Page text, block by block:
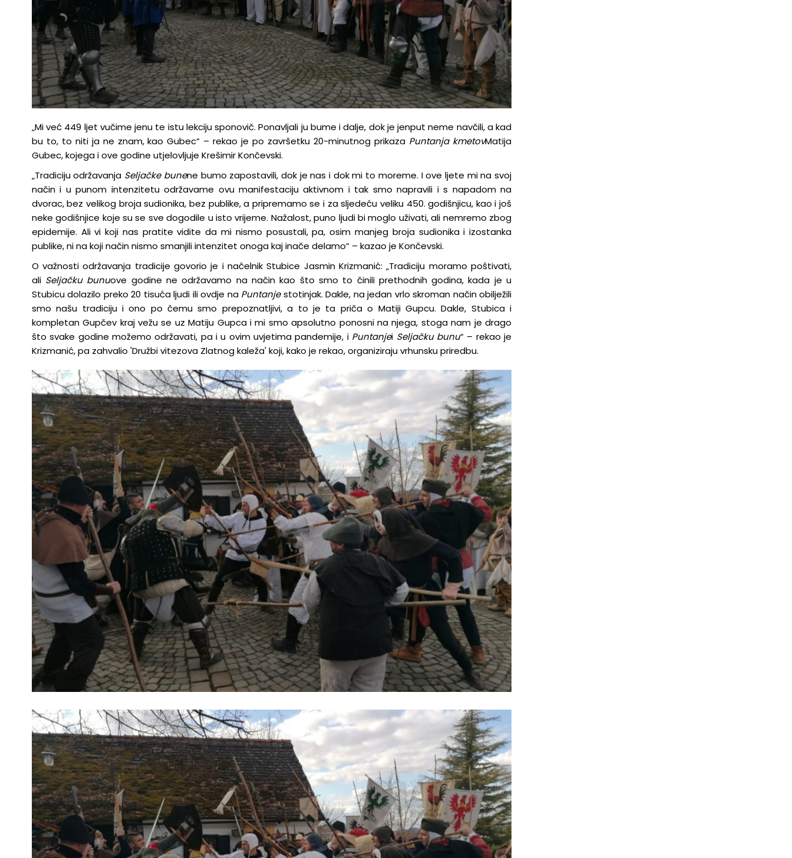
„Mi već 449 ljet vučime jenu te istu lekciju sponovič. Ponavljali ju bume i dalje, dok je jenput neme navčili, a kad
bu to, to niti ja ne znam, kao Gubec“ – rekao je po završetku 20-minutnog prikaza Puntanja kmetovMatija
Gubec, kojega i ove godine utjelovljuje Krešimir Končevski.
„Tradiciju održavanja Seljačke bunene bumo zapostavili, dok je nas i dok mi to moreme. I ove ljete mi na svoj
način i u punom intenzitetu održavame ovu manifestaciju aktivnom i tak smo napravili i s napadom na
dvorac, bez velikog broja sudionika, bez publike, a pripremamo se i za sljedeću veliku 450. godišnjicu, kao i još
neke godišnjice koje su se sve dogodile u isto vrijeme. Nažalost, puno ljudi bi moglo uživati, ali nemremo zbog
epidemije. Ali vi koji nas pratite vidite da mi nismo posustali, pa, osim manjeg broja sudionika i izostanka
publike, ni na koji način nismo smanjili intenzitet onoga kaj inače delamo“ – kazao je Končevski.
O važnosti održavanja tradicije govorio je i načelnik Stubice Jasmin Krizmanić: „Tradiciju moramo poštivati,
ali Seljačku bunuove godine ne održavamo na način kao što smo to činili prethodnih godina, kada je u
Stubicu dolazilo preko 20 tisuća ljudi ili ovdje na Puntanjestotinjak. Dakle, na jedan vrlo skroman način obilježili
smo našu tradiciju i ono po čemu smo prepoznatljivi, a to je ta priča o Matiji Gupcu. Dakle, Stubica i
kompletan Gupčev kraj vežu se uz Matiju Gupca i mi smo apsolutno ponosni na njega, stoga nam je drago
što svake godine možemo održavati, pa i u ovim uvjetima pandemije, i Puntanjei Seljačku bunu“ – rekao je
Krizmanić, pa zahvalio 'Družbi vitezova Zlatnog kaleža' koji, kako je rekao, organiziraju vrhunsku priredbu.